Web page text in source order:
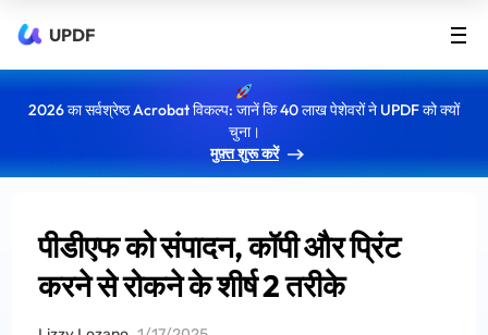
UPDF
2026 का सर्वश्रेष्ठ Acrobat विकल्प: जानें कि 40 लाख पेशेवरों ने UPDF को क्यों
चुना।
मुफ़्त शुरू करें
पीडीएफ को संपादन, कॉपी और प्रिंट
करने से रोकने के शीर्ष 2 तरीके